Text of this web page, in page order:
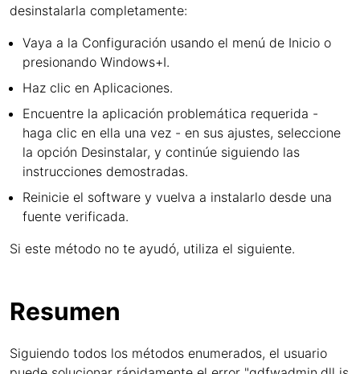
desinstalarla completamente:
Vaya a la Configuración usando el menú de Inicio o
presionando Windows+I.
Haz clic en Aplicaciones.
Encuentre la aplicación problemática requerida -
haga clic en ella una vez - en sus ajustes, seleccione
la opción Desinstalar, y continúe siguiendo las
instrucciones demostradas.
Reinicie el software y vuelva a instalarlo desde una
fuente verificada.
Si este método no te ayudó, utiliza el siguiente.
Resumen
Siguiendo todos los métodos enumerados, el usuario